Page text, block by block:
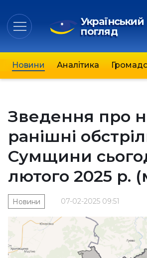
Український
погляд
Новини Аналітика
Зведення про
ранішні
Сумщини
лютого 2025 р.
07-02-2025 09:51
Новини